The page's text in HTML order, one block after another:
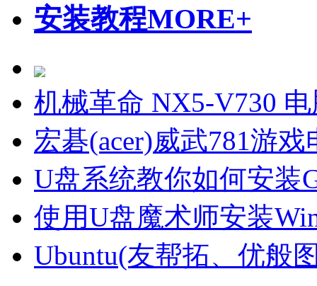
安装教程MORE+
机械革命 NX5-V730
宏碁(acer)威武781游
U盘系统教你如何安装
使用U盘魔术师安装
Ubuntu(友帮拓、优般